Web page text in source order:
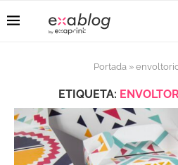
Portada »
ETIQUETA: